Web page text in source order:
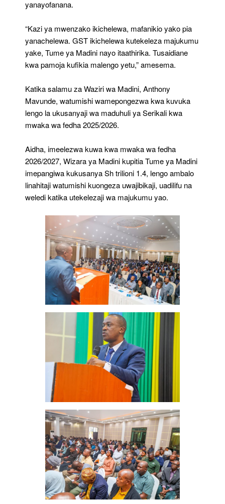
yanayofanana.
“Kazi ya mwenzako ikichelewa, mafanikio yako pia
yanachelewa. GST ikichelewa kutekeleza majukumu
yake, Tume ya Madini nayo itaathirika. Tusaidiane
kwa pamoja kufikia malengo yetu,” amesema.
Katika salamu za Waziri wa Madini, Anthony
Mavunde, watumishi wamepongezwa kwa kuvuka
lengo la ukusanyaji wa maduhuli ya Serikali kwa
mwaka wa fedha 2025/2026.
Aidha, imeelezwa kuwa kwa mwaka wa fedha
2026/2027, Wizara ya Madini kupitia Tume ya Madini
imepangiwa kukusanya Sh trilioni 1.4, lengo ambalo
linahitaji watumishi kuongeza uwajibikaji, uadilifu na
weledi katika utekelezaji wa majukumu yao.